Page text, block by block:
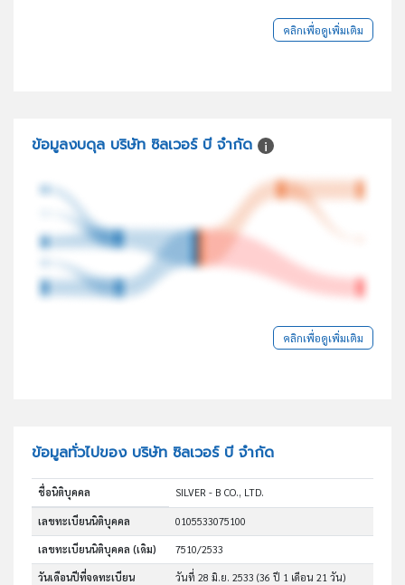
คลิกเพื่อดูเพิ่มเติม
ข้อมูลงบดุล บริษัท ซิลเวอร์ บี จำกัด
คลิกเพื่อดูเพิ่มเติม
ข้อมูลทั่วไปของ บริษัท ซิลเวอร์ บี จำกัด
ชื่อนิติบุคคล SILVER - B CO., LTD.
เลขทะเบียนนิติบุคคล 0105533075100
เลขทะเบียนนิติบุคคล (เดิม) 7510/2533
วันเดือนปีที่จดทะเบียน วันที่ 28 มิ.ย. 2533(36 ปี 1 เดือน 21 วัน)